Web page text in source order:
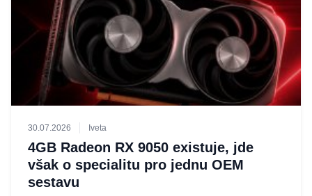
30.07.2026 Iveta
4GB Radeon RX 9050 existuje, jde
však o specialitu pro jednu OEM
sestavu